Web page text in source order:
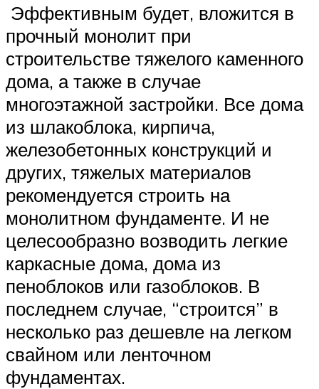
Эффективным будет, вложится в
прочный монолит при
строительстве тяжелого каменного
дома, а также в случае
многоэтажной застройки. Все дома
из шлакоблока, кирпича,
железобетонных конструкций и
других, тяжелых материалов
рекомендуется строить на
монолитном фундаменте. И не
целесообразно возводить легкие
каркасные дома, дома из
пеноблоков или газоблоков. В
последнем случае, “строится” в
несколько раз дешевле на легком
свайном или ленточном
фундаментах.